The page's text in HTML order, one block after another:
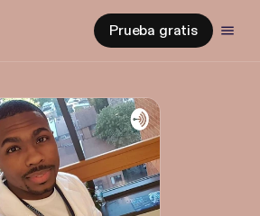
Prueba gratis